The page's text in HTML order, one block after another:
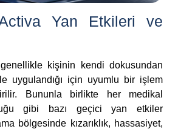
Yan Etkileri ve
kişinin kendi dokusundan
uygulandığı için uyumlu bir işlem
Bununla birlikte her medikal
gibi bazı geçici yan etkiler
bölgesinde kızarıklık, hassasiyet,